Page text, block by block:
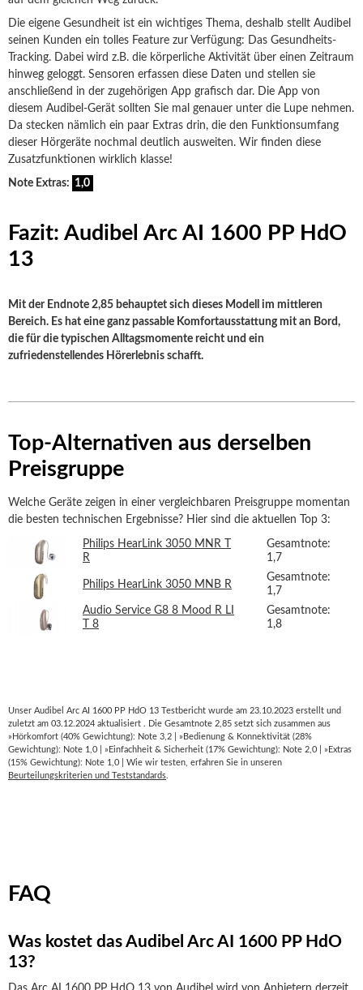
Die eigene Gesundheit ist ein wichtiges Thema, deshalb stellt Audibel
seinen Kunden ein tolles Feature zur Verfügung: Das Gesundheits-
Tracking. Dabei wird z.B. die körperliche Aktivität über einen Zeitraum
hinweg geloggt. Sensoren erfassen diese Daten und stellen sie
anschließend in der zugehörigen App grafisch dar. Die App von
diesem Audibel-Gerät sollten Sie mal genauer unter die Lupe nehmen.
Da stecken nämlich ein paar Extras drin, die den Funktionsumfang
dieser Hörgeräte nochmal deutlich ausweiten. Wir finden diese
Zusatzfunktionen wirklich klasse!
Note Extras: 1,0
Fazit: Audibel Arc AI 1600 PP HdO
13
Mit der Endnote 2,85 behauptet sich dieses Modell im mittleren
Bereich. Es hat eine ganz passable Komfortausstattung mit an Bord,
die für die typischen Alltagsmomente reicht und ein
zufriedenstellendes Hörerlebnis schafft.
Top-Alternativen aus derselben
Preisgruppe
Welche Geräte zeigen in einer vergleichbaren Preisgruppe momentan
die besten technischen Ergebnisse? Hier sind die aktuellen Top 3:
Philips HearLink 3050 MNR T
R
Gesamtnote:
1,7
Philips HearLink 3050 MNB R
Gesamtnote:
1,7
Audio Service G8 8 Mood R LI
T 8
Gesamtnote:
1,8
Unser Audibel Arc AI 1600 PP HdO 13 Testbericht wurde am 23.10.2023 erstellt und
zuletzt am 03.12.2024 aktualisiert . Die Gesamtnote 2,85 setzt sich zusammen aus
»Hörkomfort (40% Gewichtung): Note 3,2 | »Bedienung & Konnektivität (28%
Gewichtung): Note 1,0 | »Einfachheit & Sicherheit (17% Gewichtung): Note 2,0 | »Extras
(15% Gewichtung): Note 1,0 | Wie wir testen, erfahren Sie in unseren
Beurteilungskriterien und Teststandards.
FAQ
Was kostet das Audibel Arc AI 1600 PP HdO
13?